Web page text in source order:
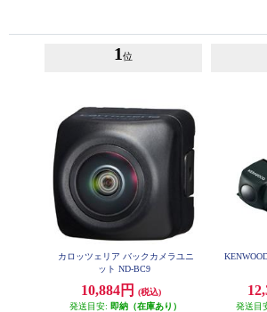
1 位
カロッツェリア バックカメラユニ
ット ND-BC9
10,884円
(税込)
発送目安: 即納（在庫あり）
発送目